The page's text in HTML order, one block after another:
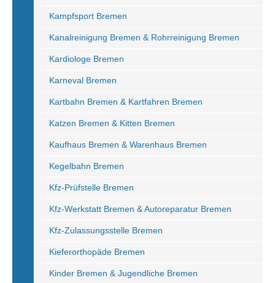
Kampfsport Bremen
Kanalreinigung Bremen & Rohrreinigung Bremen
Kardiologe Bremen
Karneval Bremen
Kartbahn Bremen & Kartfahren Bremen
Katzen Bremen & Kitten Bremen
Kaufhaus Bremen & Warenhaus Bremen
Kegelbahn Bremen
Kfz-Prüfstelle Bremen
Kfz-Werkstatt Bremen & Autoreparatur Bremen
Kfz-Zulassungsstelle Bremen
Kieferorthopäde Bremen
Kinder Bremen & Jugendliche Bremen